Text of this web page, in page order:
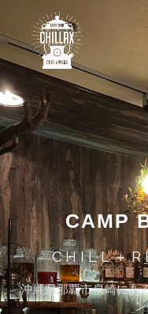
CAMP
CHILL＋
沖縄県那覇市泉崎にあ